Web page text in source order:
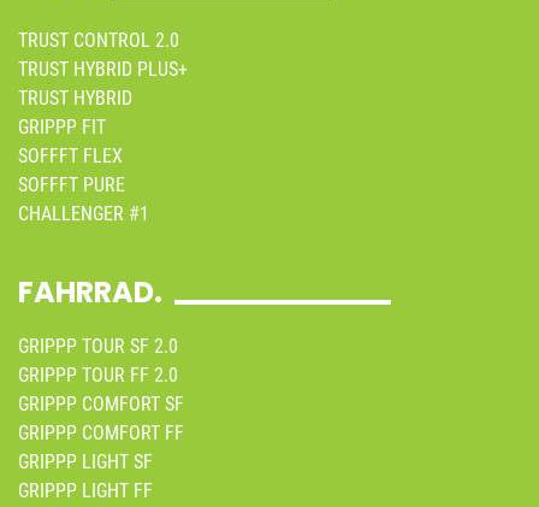
TRUST CONTROL 2.0
TRUST HYBRID PLUS+
TRUST HYBRID
GRIPPP FIT
SOFFFT FLEX
SOFFFT PURE
CHALLENGER #1
FAHRRAD.
GRIPPP TOUR SF 2.0
GRIPPP TOUR FF 2.0
GRIPPP COMFORT SF
GRIPPP COMFORT FF
GRIPPP LIGHT SF
GRIPPP LIGHT FF